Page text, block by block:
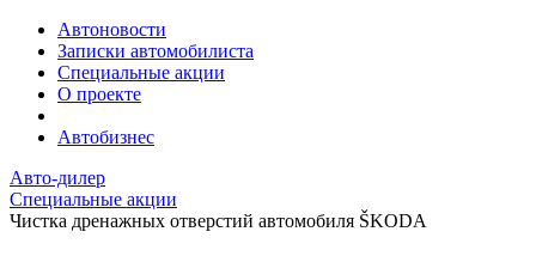
Автоновости
Записки автомобилиста
Специальные акции
О проекте
Автобизнес
Авто-дилер
Специальные акции
Чистка дренажных отверстий автомобиля ŠKODA